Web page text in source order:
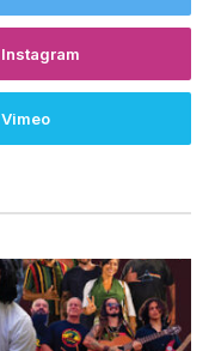
Instagram
Vimeo